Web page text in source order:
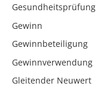
Gesundheitsprüfung
Gewinn
Gewinnbeteiligung
Gewinnverwendung
Gleitender Neuwert